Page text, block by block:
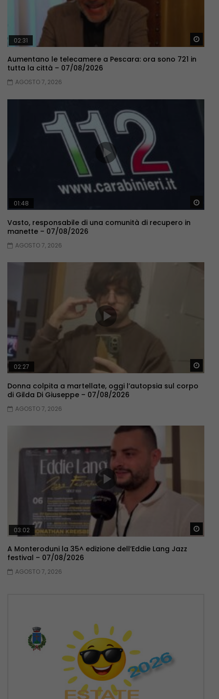
02:31
Aumentano le telecamere a Pescara: ora sono 721 in
tutta la città – 07/08/2026
AGOSTO 7, 2026
01:48
Vasto, responsabile di una comunità di recupero in
manette – 07/08/2026
AGOSTO 7, 2026
02:27
Donna colpita a martellate, oggi l’autopsia sul corpo
di Gilda Di Giuseppe – 07/08/2026
AGOSTO 7, 2026
03:02
A Monteroduni la 35^ edizione dell’Eddie Lang Jazz
festival – 07/08/2026
AGOSTO 7, 2026